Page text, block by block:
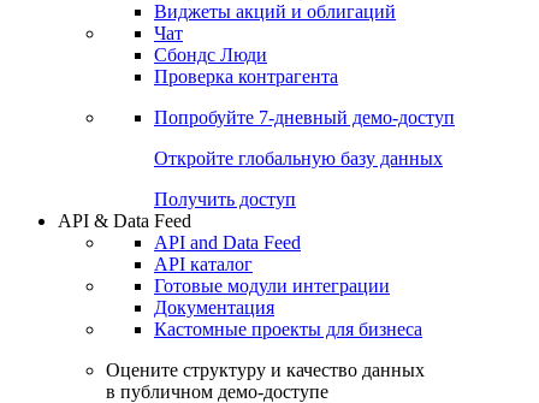
Виджеты акций и облигаций
Чат
Сбондс Люди
Проверка контрагента
Попробуйте 7-дневный демо-доступ
Откройте глобальную базу данных
Получить доступ
API & Data Feed
API and Data Feed
API каталог
Готовые модули интеграции
Документация
Кастомные проекты для бизнеса
Оцените структуру и качество данных
в публичном демо-доступе